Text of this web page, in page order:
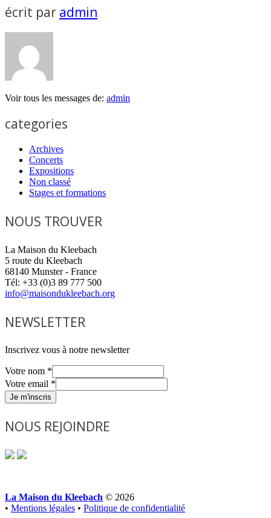
écrit par admin
Voir tous les messages de: admin
categories
Archives
Concerts
Expositions
Non classé
Stages et formations
NOUS TROUVER
La Maison du Kleebach
5 route du Kleebach
68140 Munster - France
Tél: +33 (0)3 89 777 500
info@maisondukleebach.org
NEWSLETTER
Inscrivez vous à notre newsletter
Votre nom *
Votre email *
Je m'inscris
NOUS REJOINDRE
La Maison du Kleebach © 2026
• Mentions légales • Politique de confidentialité